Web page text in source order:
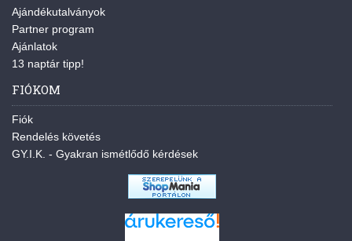
Ajándékutalványok
Partner program
Ajánlatok
13 naptár tipp!
FIÓKOM
Fiók
Rendelés követés
GY.I.K. - Gyakran ismétlődő kérdések